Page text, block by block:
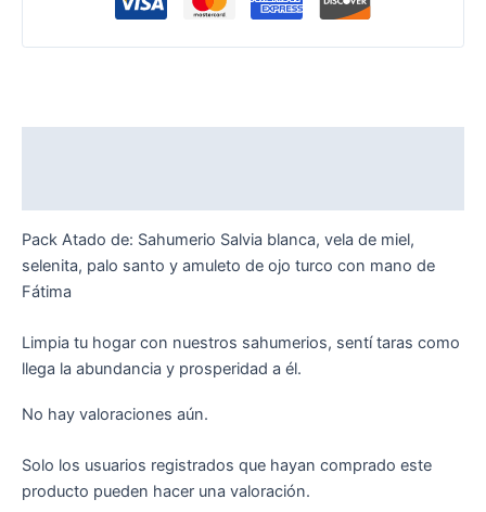
Pack Atado de: Sahumerio Salvia blanca, vela de miel,
selenita, palo santo y amuleto de ojo turco con mano de
Fátima
Limpia tu hogar con nuestros sahumerios, sentí taras como
llega la abundancia y prosperidad a él.
No hay valoraciones aún.
Solo los usuarios registrados que hayan comprado este
producto pueden hacer una valoración.